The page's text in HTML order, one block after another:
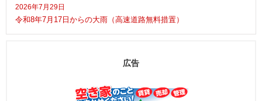
2026年7月29日
令和8年7月17日からの大雨（高速道路無料措置）
広告